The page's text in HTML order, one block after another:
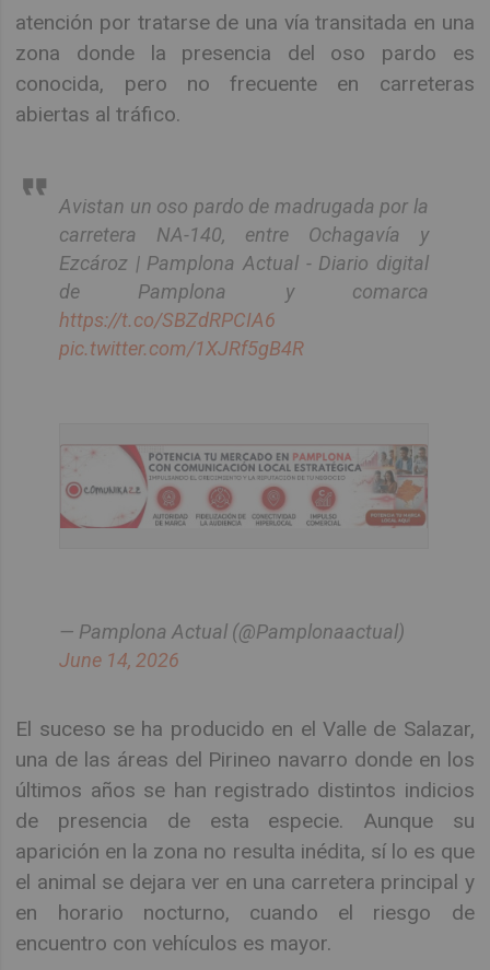
atención por tratarse de una vía transitada en una
zona donde la presencia del oso pardo es
conocida, pero no frecuente en carreteras
abiertas al tráfico.
Avistan un oso pardo de madrugada por la
carretera NA-140, entre Ochagavía y
Ezcároz | Pamplona Actual - Diario digital
de Pamplona y comarca
https://t.co/SBZdRPCIA6
pic.twitter.com/1XJRf5gB4R
— Pamplona Actual (@Pamplonaactual)
June 14, 2026
El suceso se ha producido en el Valle de Salazar,
una de las áreas del Pirineo navarro donde en los
últimos años se han registrado distintos indicios
de presencia de esta especie. Aunque su
aparición en la zona no resulta inédita, sí lo es que
el animal se dejara ver en una carretera principal y
en horario nocturno, cuando el riesgo de
encuentro con vehículos es mayor.